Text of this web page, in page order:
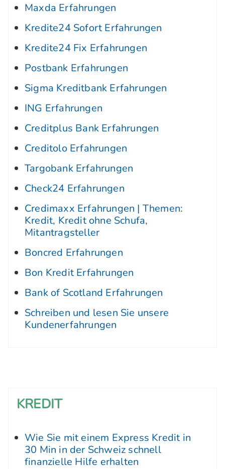
Maxda Erfahrungen
Kredite24 Sofort Erfahrungen
Kredite24 Fix Erfahrungen
Postbank Erfahrungen
Sigma Kreditbank Erfahrungen
ING Erfahrungen
Creditplus Bank Erfahrungen
Creditolo Erfahrungen
Targobank Erfahrungen
Check24 Erfahrungen
Credimaxx Erfahrungen | Themen:
Kredit, Kredit ohne Schufa,
Mitantragsteller
Boncred Erfahrungen
Bon Kredit Erfahrungen
Bank of Scotland Erfahrungen
Schreiben und lesen Sie unsere
Kundenerfahrungen
KREDIT
Wie Sie mit einem Express Kredit in
30 Min in der Schweiz schnell
finanzielle Hilfe erhalten